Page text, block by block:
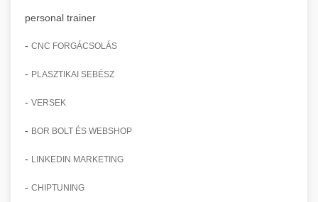
personal trainer
- CNC FORGÁCSOLÁS
- PLASZTIKAI SEBÉSZ
- VERSEK
- BOR BOLT ÉS WEBSHOP
- LINKEDIN MARKETING
- CHIPTUNING